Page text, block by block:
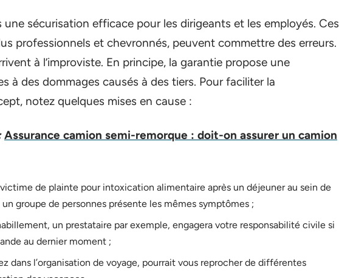
une sécurisation efficace pour les dirigeants et les employés. Ces
professionnels et chevronnés, peuvent commettre des erreurs.
à l’improviste. En principe, la garantie propose une
à des dommages causés à des tiers. Pour faciliter la
notez quelques mises en cause :
Assurance camion semi-remorque : doit-on assurer un camion
de plainte pour intoxication alimentaire après un déjeuner au sein de
groupe de personnes présente les mêmes symptômes ;
un prestataire par exemple, engagera votre responsabilité civile si
au dernier moment ;
dans l’organisation de voyage, pourrait vous reprocher de différentes